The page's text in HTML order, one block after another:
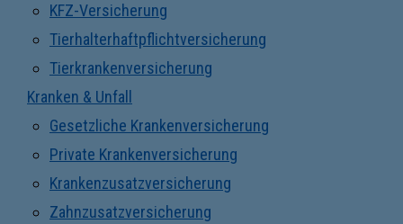
KFZ-Versicherung
Tierhalterhaftpflichtversicherung
Tierkrankenversicherung
Kranken & Unfall
Gesetzliche Krankenversicherung
Private Krankenversicherung
Krankenzusatzversicherung
Zahnzusatzversicherung